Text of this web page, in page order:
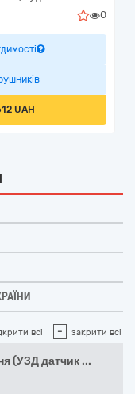
0
UAH
всі - закрити всі
(УЗД датчик ...